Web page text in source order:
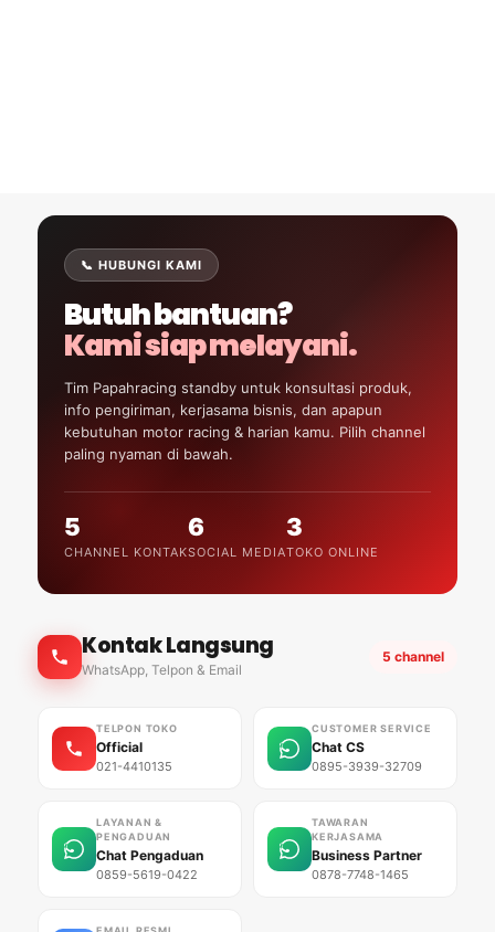
📞 HUBUNGI KAMI
Butuh bantuan?
Kami siap melayani.
Tim Papahracing standby untuk konsultasi produk,
info pengiriman, kerjasama bisnis, dan apapun
kebutuhan motor racing & harian kamu. Pilih channel
paling nyaman di bawah.
5
CHANNEL KONTAK
6
SOCIAL MEDIA
3
TOKO ONLINE
Kontak Langsung
WhatsApp, Telpon & Email
5 channel
TELPON TOKO
Official
021-4410135
CUSTOMER SERVICE
Chat CS
0895-3939-32709
LAYANAN &
PENGADUAN
Chat Pengaduan
0859-5619-0422
TAWARAN
KERJASAMA
Business Partner
0878-7748-1465